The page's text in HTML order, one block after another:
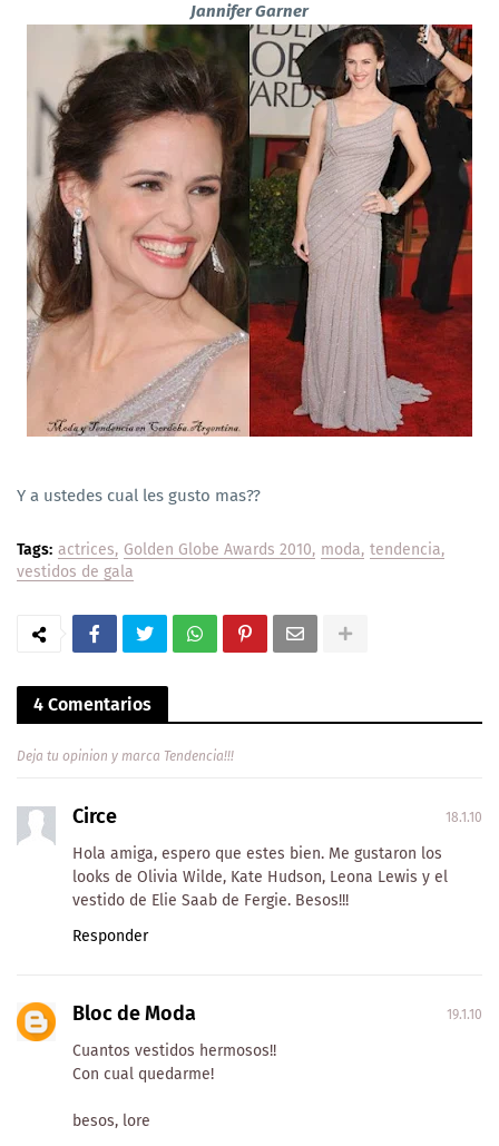
Jannifer Garner
Y a ustedes cual les gusto mas??
Tags: actrices Golden Globe Awards 2010 moda tendencia
vestidos de gala
4 Comentarios
Deja tu opinion y marca Tendencia!!!
Circe 18.1.10
Hola amiga, espero que estes bien. Me gustaron los
looks de Olivia Wilde, Kate Hudson, Leona Lewis y el
vestido de Elie Saab de Fergie. Besos!!!
Responder
Bloc de Moda 19.1.10
Cuantos vestidos hermosos!!
Con cual quedarme!
besos, lore